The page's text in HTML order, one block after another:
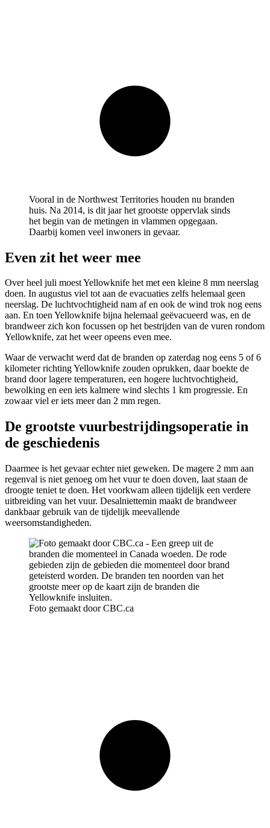
Vooral in de Northwest Territories houden nu branden
huis. Na 2014, is dit jaar het grootste oppervlak sinds
het begin van de metingen in vlammen opgegaan.
Daarbij komen veel inwoners in gevaar.
Even zit het weer mee
Over heel juli moest Yellowknife het met een kleine 8 mm neerslag
doen. In augustus viel tot aan de evacuaties zelfs helemaal geen
neerslag. De luchtvochtigheid nam af en ook de wind trok nog eens
aan. En toen Yellowknife bijna helemaal geëvacueerd was, en de
brandweer zich kon focussen op het bestrijden van de vuren rondom
Yellowknife, zat het weer opeens even mee.
Waar de verwacht werd dat de branden op zaterdag nog eens 5 of 6
kilometer richting Yellowknife zouden oprukken, daar boekte de
brand door lagere temperaturen, een hogere luchtvochtigheid,
bewolking en een iets kalmere wind slechts 1 km progressie. En
zowaar viel er iets meer dan 2 mm regen.
De grootste vuurbestrijdingsoperatie in
de geschiedenis
Daarmee is het gevaar echter niet geweken. De magere 2 mm aan
regenval is niet genoeg om het vuur te doen doven, laat staan de
droogte teniet te doen. Het voorkwam alleen tijdelijk een verdere
uitbreiding van het vuur. Desalniettemin maakt de brandweer
dankbaar gebruik van de tijdelijk meevallende
weersomstandigheden.
Foto gemaakt door CBC.ca